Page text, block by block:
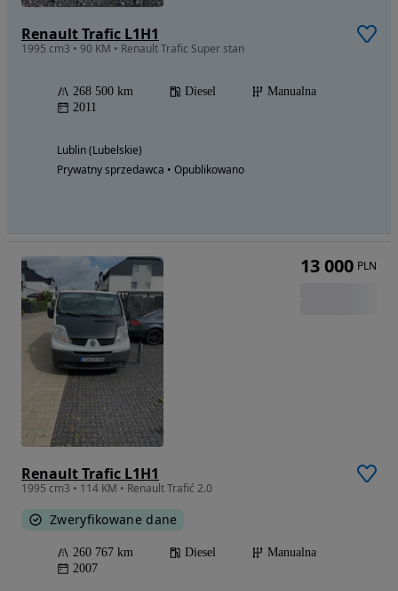
Renault Trafic L1H1
1995 cm3 • 90 KM • Renault Trafic Super stan
268 500 km Diesel
Manualna
2011
Lublin (Lubelskie)
Prywatny sprzedawca • Opublikowano
Renault Trafic L1H1
1995 cm3 • 114 KM • Renault Trafić 2.0
Zweryfikowane dane
260 767 km Diesel
Manualna
2007
13 000 PLN